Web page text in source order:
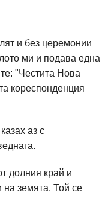
и без церемонии
ми и подава една
"Честита Нова
кореспонденция
аз с
долния край и
на земята. Той се